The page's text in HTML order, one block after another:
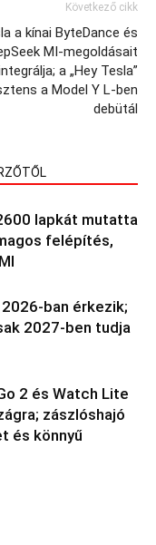
Következő cikk
a kínai ByteDance és
MI-megoldásait
a „Hey Tesla”
a Model Y L-ben
debütál
lapkát mutatta
felépítés,
ban érkezik;
2027-ben tudja
2 és Watch Lite
zászlóshajó
és könnyű